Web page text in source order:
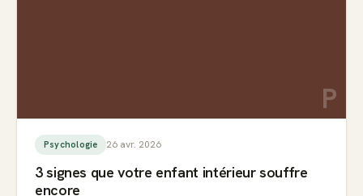
P
Psychologie 26 avr. 2026
3 signes que votre enfant intérieur souffre
encore